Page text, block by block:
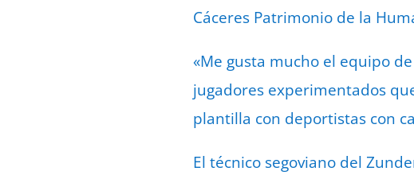
Cáceres Patrimonio de la
«Me gusta mucho el equipo
jugadores experimentados
plantilla con deportistas con
El técnico segoviano del